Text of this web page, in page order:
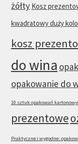
żółty Kosz
kwadratowy duży
kosz
do wina
opakowanie do
10 sztuk opakowań
prezentowe
Praktyczne i wygodne: